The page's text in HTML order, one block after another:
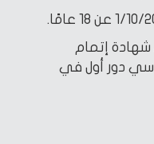
إتمام
دور أول في